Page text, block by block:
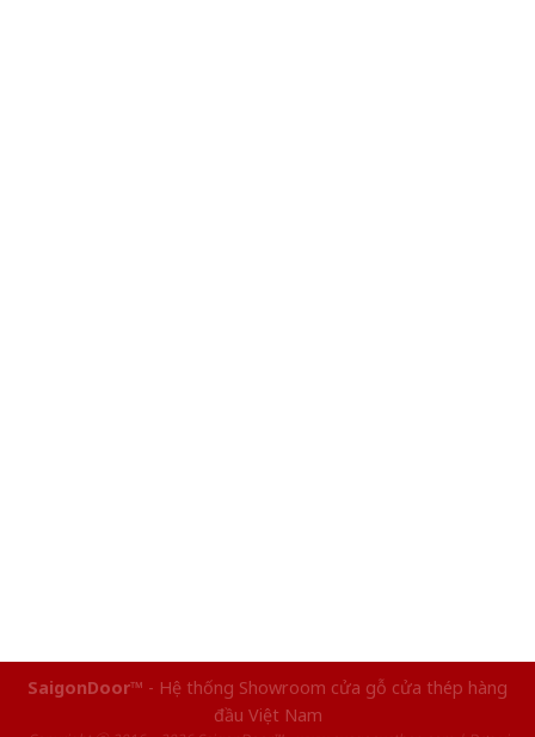
SaigonDoor™ - Hệ thống Showroom cửa gỗ cửa thép hàng
đầu Việt Nam